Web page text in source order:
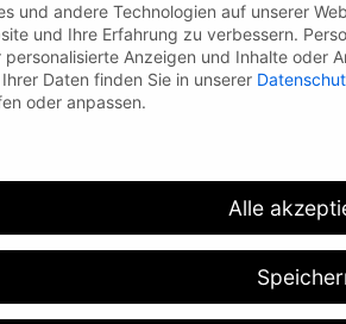
und andere Technologien auf unserer
und Ihre Erfahrung zu verbessern.
personalisierte Anzeigen und Inhalte oder
Daten finden Sie in unserer
oder anpassen.
Alle